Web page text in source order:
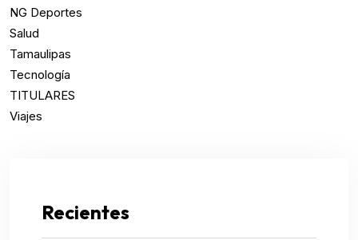
NG Deportes
Salud
Tamaulipas
Tecnología
TITULARES
Viajes
Recientes